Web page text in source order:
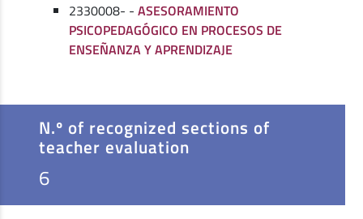
2330008- -ASESORAMIENTO
PSICOPEDAGÓGICO EN PROCESOS DE
ENSEÑANZA Y APRENDIZAJE
N.º of recognized sections of
teacher evaluation
6